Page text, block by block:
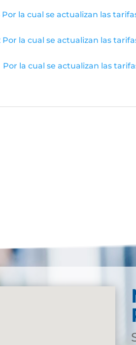
Por la cual se actualizan las
Por la cual se actualizan las
Por la cual se actualizan las